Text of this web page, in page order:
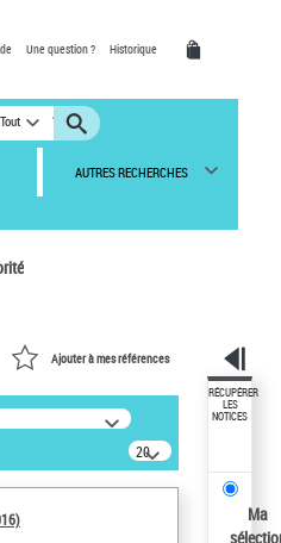
Une question ? Historique
Tout
AUTRES RECHERCHES
Ajouter à mes références
20
résultats/page
RÉCUPÉRER
LES
NOTICES
Ma